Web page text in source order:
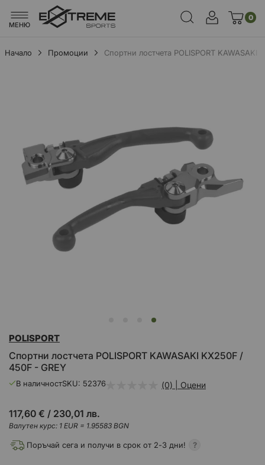
МЕНЮ
0
Начало Промоции
Спортни лостчета POLISPORT KAWASAKI
към
на
галерия
със
Спортни лостчета POLISPORT KAWASAKI KX250F /
450F - GREY
POLISPORT
В наличностSKU 52376 (0) | Оцени
117,60 € / 230,01 лв.
Валутен курс: 1 EUR = 1.95583 BGN
Поръчай сега и получи в срок от 2-3 дни!